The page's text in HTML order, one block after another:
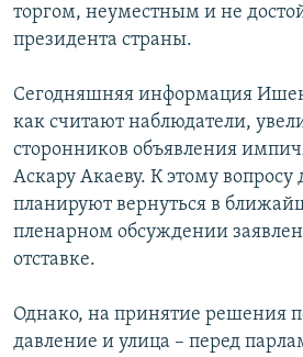
торгом, неуместным и не
президента страны.
Сегодняшняя информация
как считают наблюдатели,
сторонников объявления
Аскару Акаеву. К этому вопросу
планируют вернуться в
пленарном обсуждении
отставке.
Однако, на принятие решения
давление и улица – перед